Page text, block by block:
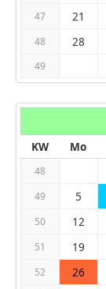
47 21
48 28
49
KW
Mo
48
49 5
50 12
51 19
52 26